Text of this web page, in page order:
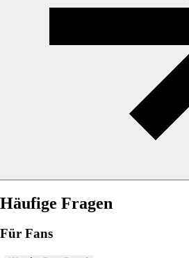
Häufige Fragen
Für Fans